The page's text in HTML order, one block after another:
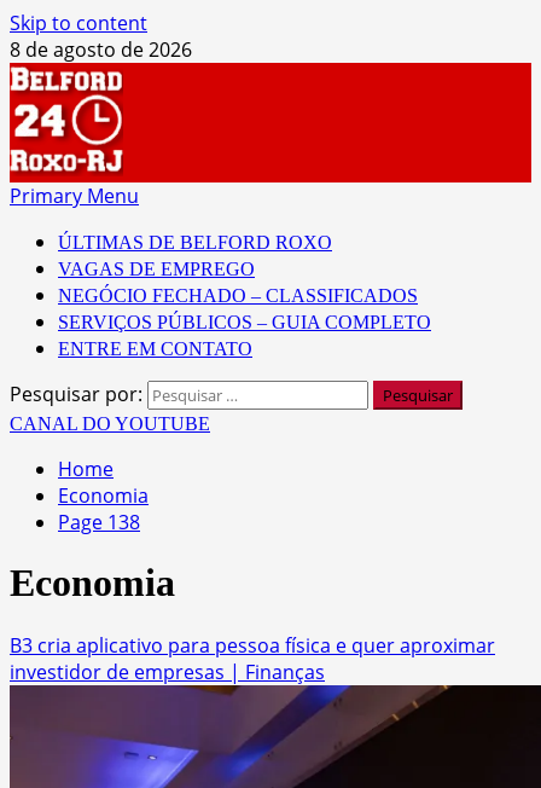
Skip to content
8 de agosto de 2026
Primary Menu
ÚLTIMAS DE BELFORD ROXO
VAGAS DE EMPREGO
NEGÓCIO FECHADO – CLASSIFICADOS
SERVIÇOS PÚBLICOS – GUIA COMPLETO
ENTRE EM CONTATO
Pesquisar por:
CANAL DO YOUTUBE
Home
Economia
Page 138
Economia
B3 cria aplicativo para pessoa física e quer aproximar
investidor de empresas | Finanças